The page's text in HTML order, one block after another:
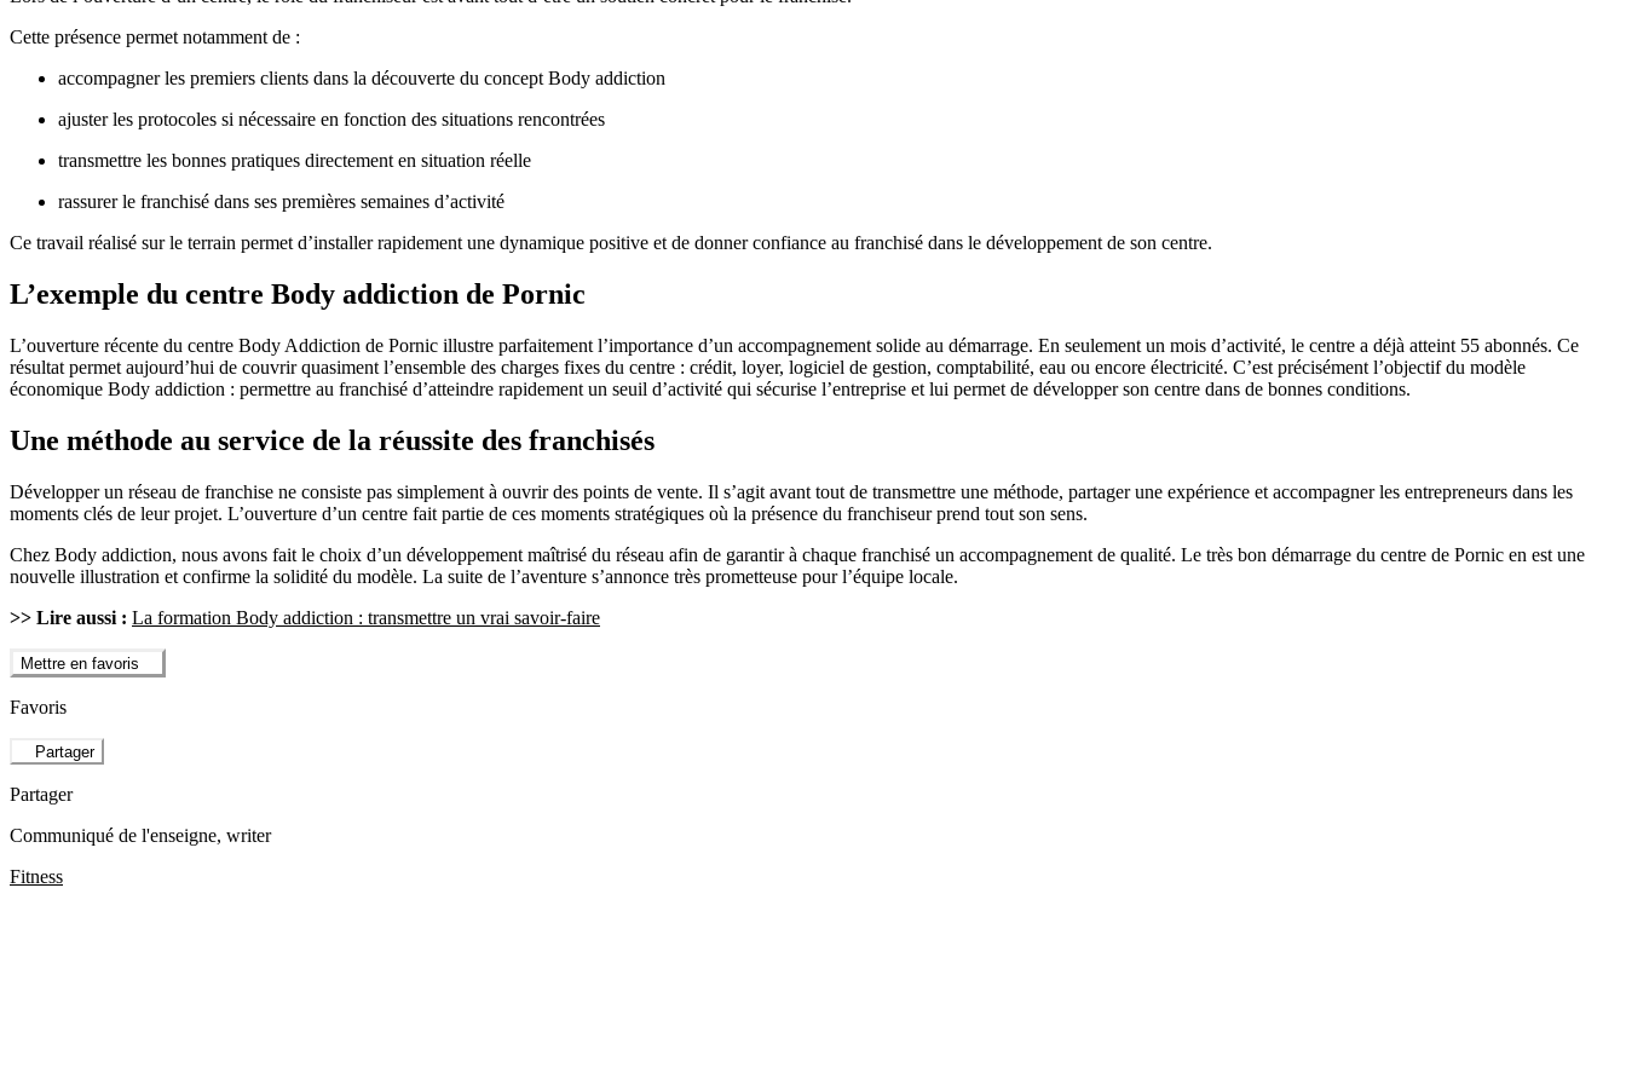
Cette présence permet notamment de :
accompagner les premiers clients dans la découverte du concept Body addiction
ajuster les protocoles si nécessaire en fonction des situations rencontrées
transmettre les bonnes pratiques directement en situation réelle
rassurer le franchisé dans ses premières semaines d’activité
Ce travail réalisé sur le terrain permet d’installer rapidement une dynamique positive et de donner confiance au franchisé dans le développement de son centre.
L’exemple du centre Body addiction de Pornic
L’ouverture récente du centre Body Addiction de Pornic illustre parfaitement l’importance d’un accompagnement solide au démarrage. En seulement un mois d’activité, le centre a déjà atteint 55 abonnés. Ce
résultat permet aujourd’hui de couvrir quasiment l’ensemble des charges fixes du centre : crédit, loyer, logiciel de gestion, comptabilité, eau ou encore électricité. C’est précisément l’objectif du modèle
économique Body addiction : permettre au franchisé d’atteindre rapidement un seuil d’activité qui sécurise l’entreprise et lui permet de développer son centre dans de bonnes conditions.
Une méthode au service de la réussite des franchisés
Développer un réseau de franchise ne consiste pas simplement à ouvrir des points de vente. Il s’agit avant tout de transmettre une méthode, partager une expérience et accompagner les entrepreneurs dans les
moments clés de leur projet. L’ouverture d’un centre fait partie de ces moments stratégiques où la présence du franchiseur prend tout son sens.
Chez Body addiction, nous avons fait le choix d’un développement maîtrisé du réseau afin de garantir à chaque franchisé un accompagnement de qualité. Le très bon démarrage du centre de Pornic en est une
nouvelle illustration et confirme la solidité du modèle. La suite de l’aventure s’annonce très prometteuse pour l’équipe locale.
>> Lire aussi : La formation Body addiction : transmettre un vrai savoir-faire
Mettre en favoris
Favoris
Partager
Partager
Communiqué de l'enseigne, writer
Fitness